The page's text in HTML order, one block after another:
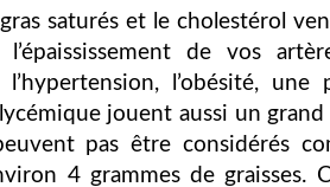
gras saturés et le cholestérol
l’épaississement de vos
l’hypertension, l’obésité,
jouent aussi un
pas être considérés
4 grammes de